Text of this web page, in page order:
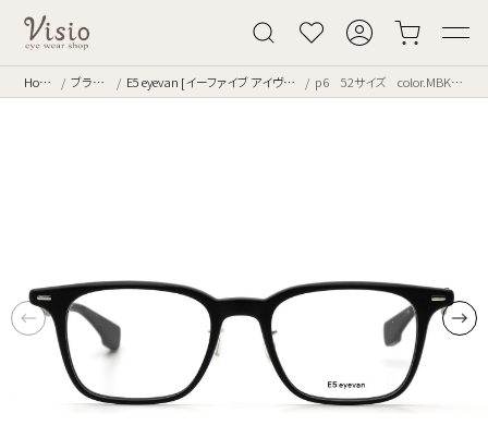
Home ブランド E5 eyevan [イーファイブ アイヴァン] p6 52サイズ color.MBK/ST